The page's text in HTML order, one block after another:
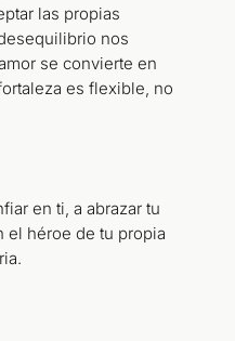
las propias
nos
se convierte en
es flexible, no
en ti, a abrazar tu
el héroe de tu propia